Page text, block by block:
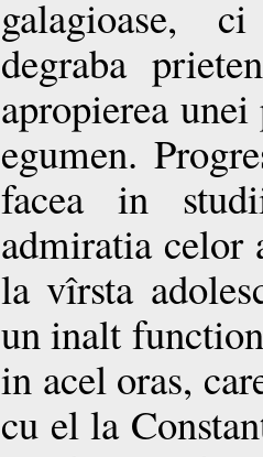
galagioase,
degraba
apropierea
egumen.
facea in
admiratia celor
la vîrsta
un inalt
in acel oras,
cu el la